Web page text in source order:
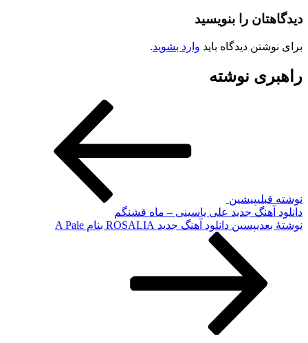
دیدگاهتان را بنویسید
برای نوشتن دیدگاه باید وارد بشوید.
راهبری نوشته
نوشته قبلیپیشین
دانلود آهنگ جدید علی یاسینی – ماه قشنگم
نوشته‌ٔ بعدیپسین دانلود آهنگ جدید ROSALIA بنام A Pale